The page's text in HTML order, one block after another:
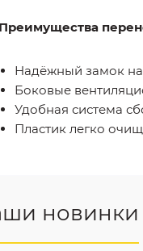
Преимущества
Надёжный замок
Боковые
Удобная система
Пластик легко
новинки